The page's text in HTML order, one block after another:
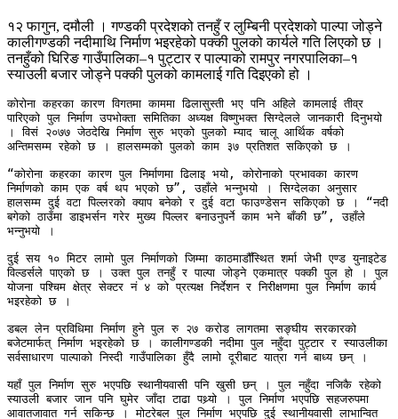
१२ फागुन, दमौली । गण्डकी प्रदेशको तनहुँ र लुम्बिनी प्रदेशको पाल्पा जोड्ने
कालीगण्डकी नदीमाथि निर्माण भइरहेको पक्की पुलको कार्यले गति लिएको छ ।
तनहुँको घिरिङ गाउँपालिका–१ पुट्टार र पाल्पाको रामपुर नगरपालिका–१
स्याउली बजार जोड्ने पक्की पुलको कामलाई गति दिइएको हो ।
कोरोना कहरका कारण विगतमा काममा ढिलासुस्ती भए पनि अहिले कामलाई तीव्र
पारिएको पुल निर्माण उपभोक्ता समितिका अध्यक्ष विष्णुभक्त सिग्देलले जानकारी दिनुभयो
। विसं २०७७ जेठदेखि निर्माण सुरु भएको पुलको म्याद चालू आर्थिक वर्षको
अन्तिमसम्म रहेको छ । हालसम्मको पुलको काम ३७ प्रतिशत सकिएको छ ।
“कोरोना कहरका कारण पुल निर्माणमा ढिलाइ भयो, कोरोनाको प्रभावका कारण
निर्माणको काम एक वर्ष थप भएको छ”, उहाँले भन्नुभयो । सिग्देलका अनुसार
हालसम्म दुई वटा पिल्लरको क्याप बनेको र दुई वटा फाउण्डेसन सकिएको छ । “नदी
बगेको ठाउँमा डाइभर्सन गरेर मुख्य पिल्लर बनाउनुपर्ने काम भने बाँकी छ”, उहाँले
भन्नुभयो ।
दुई सय १० मिटर लामो पुल निर्माणको जिम्मा काठमाडौँस्थित शर्मा जेभी एण्ड युनाइटेड
विल्डर्सले पाएको छ । उक्त पुल तनहुँ र पाल्पा जोड्ने एकमात्र पक्की पुल हो । पुल
योजना पश्चिम क्षेत्र सेक्टर नं ४ को प्रत्यक्ष निर्देशन र निरीक्षणमा पुल निर्माण कार्य
भइरहेको छ ।
डबल लेन प्रविधिमा निर्माण हुने पुल रु २७ करोड लागतमा सङ्घीय सरकारको
बजेटमार्फत् निर्माण भइरहेको छ । कालीगण्डकी नदीमा पुल नहुँदा पुट्टार र स्याउलीका
सर्वसाधारण पाल्पाको निस्दी गाउँपालिका हुँदै लामो दूरीबाट यात्रा गर्न बाध्य छन् ।
यहाँ पुल निर्माण सुरु भएपछि स्थानीयवासी पनि खुसी छन् । पुल नहुँदा नजिकै रहेको
स्याउली बजार जान पनि घुमेर जाँदा टाढा पथ्र्यो । पुल निर्माण भएपछि सहजरुपमा
आवातजावात गर्न सकिन्छ । मोटरेबल पुल निर्माण भएपछि दुई स्थानीयवासी लाभान्वित